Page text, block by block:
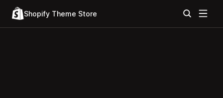
Shopify Theme Store